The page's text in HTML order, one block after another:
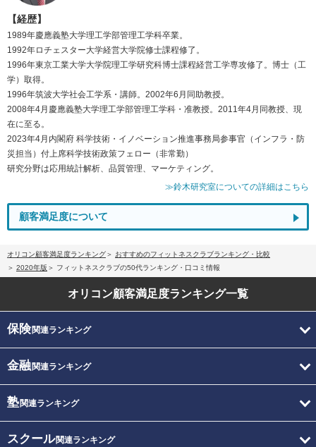
【経歴】
1989年慶應義塾大学理工学部管理工学科卒業。
1992年ロチェスター大学経営大学院修士課程修了。
1996年東京工業大学大学院理工学研究科博士課程経営工学専攻修了。博士（工
学）取得。
1996年筑波大学社会工学系・講師。2002年6月同助教授。
2008年4月慶應義塾大学理工学部管理工学科・准教授。2011年4月同教授、現
在に至る。
2023年4月内閣府 科学技術・イノベーション推進事務局参事官（インフラ・防
災担当）付上席科学技術政策フェロー（非常勤）
研究分野は応用統計解析、品質管理、マーケティング。
≫鈴木研究室についての詳細はこちら
顧客満足度について
オリコン顧客満足度ランキング
おすすめのフィットネスクラブランキング・比較
2020年版
フィットネスクラブの50代ランキング・口コミ情報
オリコン顧客満足度ランキング一覧
保険関連ランキング
金融関連ランキング
塾関連ランキング
スクール関連ランキング